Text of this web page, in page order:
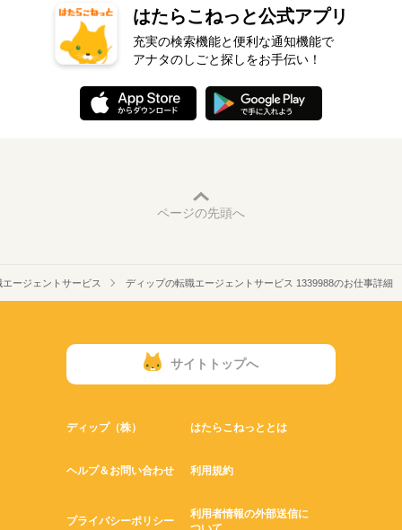
はたらこねっと公式アプリ
充実の検索機能と便利な通知機能で
アナタのしごと探しをお手伝い！
ページの先頭へ
ージェントサービス ディップの転職エージェントサービス 1339988のお仕事詳細
サイトトップへ
ディップ（株） はたらこねっととは
ヘルプ＆お問い合わせ 利用規約
プライバシーポリシー
利用者情報の外部送信に